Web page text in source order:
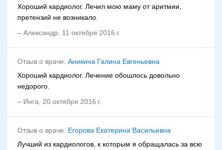
Хороший кардиолог. Лечил мою маму от аритмии,
претензий не возникало.
– Александр 11 октября 2016 г.
Отзыв о враче: Аникина Галина Евгеньевна
Хороший кардиолог. Лечение обошлось довольно
недорого.
– Инга 20 октября 2016 г.
Отзыв о враче: Егорова Екатерина Васильевна
Лучший из кардиологов, к которым я обращалась за всю